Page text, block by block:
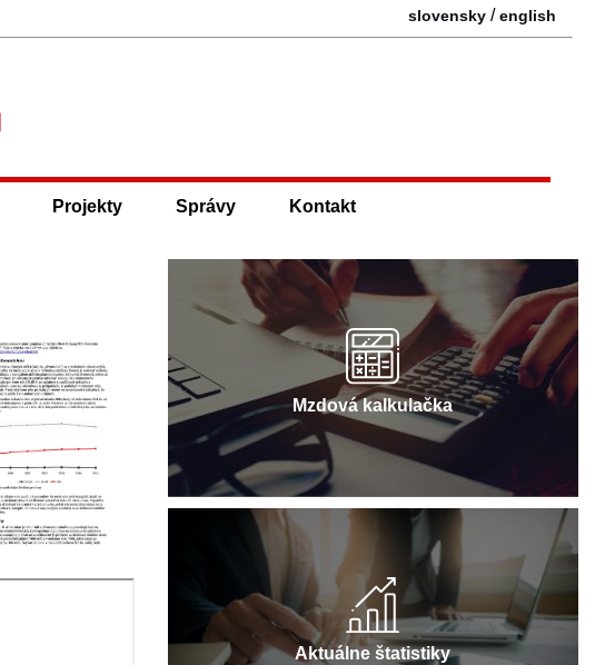
slovensky /english
Projekty Správy Kontakt
Mzdová kalkulačka
Aktuálne štatistiky